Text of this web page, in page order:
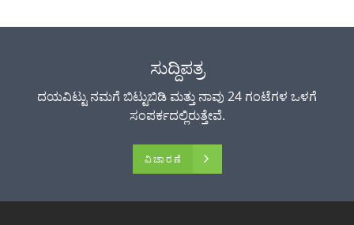
ಸುದ್ದಿಪತ್ರ
ದಯವಿಟ್ಟು ನಮಗೆ ಬಿಟ್ಟುಬಿಡಿ ಮತ್ತು ನಾವು 24 ಗಂಟೆಗಳ ಒಳಗೆ
ಸಂಪರ್ಕದಲ್ಲಿರುತ್ತೇವೆ.
ವಿಚಾರಣೆ